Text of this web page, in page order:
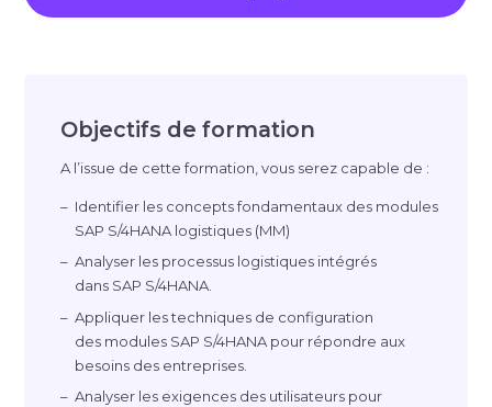
Objectifs de formation
A l’issue de cette formation, vous serez capable de :
Identifier les concepts fondamentaux des modules
SAP S/4HANA logistiques (MM)
Analyser les processus logistiques intégrés
dans SAP S/4HANA.
Appliquer les techniques de configuration
des modules SAP S/4HANA pour répondre aux
besoins des entreprises.
Analyser les exigences des utilisateurs pour